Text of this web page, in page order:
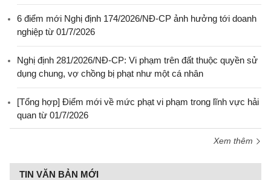
6 điểm mới Nghị định 174/2026/NĐ-CP ảnh hưởng tới doanh
nghiệp từ 01/7/2026
Nghị định 281/2026/NĐ-CP: Vi phạm trên đất thuộc quyền sử
dụng chung, vợ chồng bị phạt như một cá nhân
[Tổng hợp] Điểm mới về mức phạt vi phạm trong lĩnh vực hải
quan từ 01/7/2026
Xem thêm
TIN VĂN BẢN MỚI